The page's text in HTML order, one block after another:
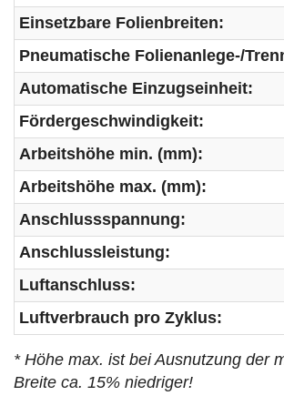
Einsetzbare Folienbreiten:
Pneumatische Folienanlege-/
Automatische Einzugseinheit:
Fördergeschwindigkeit:
Arbeitshöhe min. (mm):
Arbeitshöhe max. (mm):
Anschlussspannung:
Anschlussleistung:
Luftanschluss:
Luftverbrauch pro Zyklus:
* Höhe max. ist bei Ausnutzung der
Breite ca. 15% niedriger!